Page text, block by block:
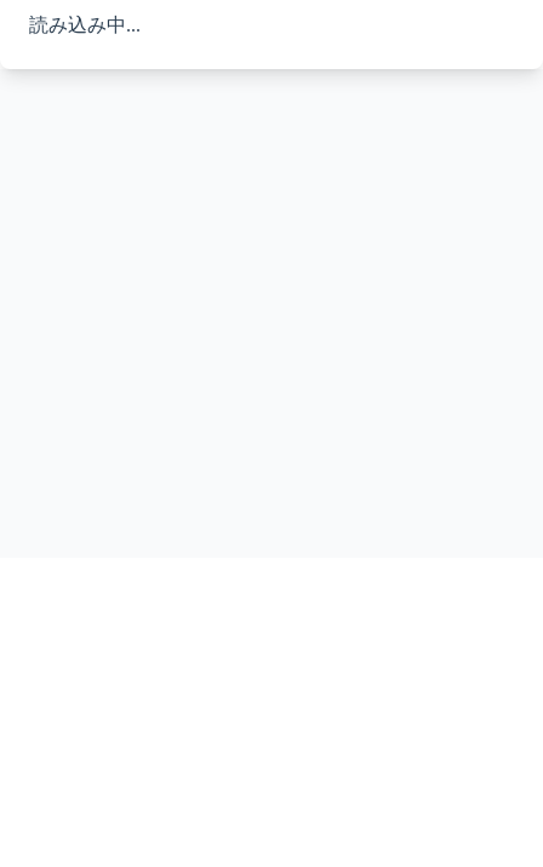
読み込み中...